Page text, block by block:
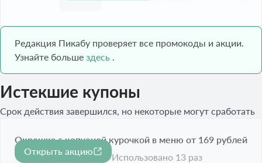
Редакция Пикабу проверяет все промокоды и акции.
Узнайте больше здесь .
Истекшие купоны
Срок действия завершился, но некоторые могут сработать
Окрошка с копченой курочкой в меню от 169 рублей
Срок акции истёк
Открыть акцию
Использовано 13 раз